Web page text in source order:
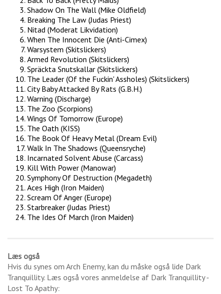
Shadow On The Wall (Mike Oldfield)
Breaking The Law (Judas Priest)
Nitad (Moderat Likvidation)
When The Innocent Die (Anti-Cimex)
Warsystem (Skitslickers)
Armed Revolution (Skitslickers)
Spräckta Snutskallar (Skitslickers)
The Leader (Of the Fuckin' Assholes) (Skitslickers)
City Baby Attacked By Rats (G.B.H.)
Warning (Discharge)
The Zoo (Scorpions)
Wings Of Tomorrow (Europe)
The Oath (KISS)
The Book Of Heavy Metal (Dream Evil)
Walk In The Shadows (Queensryche)
Incarnated Solvent Abuse (Carcass)
Kill With Power (Manowar)
Symphony Of Destruction (Megadeth)
Aces High (Iron Maiden)
Scream Of Anger (Europe)
Starbreaker (Judas Priest)
The Ides Of March (Iron Maiden)
Læs også
Hvis du synes om Arch Enemy, kan du måske også lide Dark
Tranquillity. Læs også vores anmeldelse af Dark Tranquillity -
Lost To Apathy: